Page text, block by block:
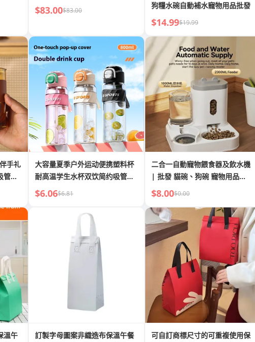
$83.00$83.00
狗糧水碗自動補水寵物用品批發
$14.99$19.99
手礼
管杯
大容量夏季户外运动便携塑料杯
耐高温学生水杯双饮简约吸管水
壶杯
$6.06$6.81
二合一自動寵物餵食器及飲水機
| 批發 貓碗、狗碗 寵物用品
MOQ：10 件。請訂購 10 件或
$8.00$0.00
溫午
訂製字母圖案非織造布保溫午餐
可自訂商標尺寸的可重複使用保